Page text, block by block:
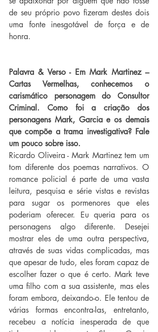
de seu próprio povo fizeram destes dois
uma fonte inesgotável de força e de
honra.
Palavra & Verso - Em Mark Martinez –
Cartas Vermelhas, conhecemos o
carismático personagem do Consultor
Criminal. Como foi a criação dos
personagens Mark, Garcia e os demais
que compõe a trama investigativa? Fale
um pouco sobre isso.
Ricardo Oliveira - Mark Martinez tem um
tom diferente dos poemas narrativos. O
romance policial é parte de uma vasta
leitura, pesquisa e série vistas e revistas
para sugar os pormenores que eles
poderiam oferecer. Eu queria para os
personagens algo diferente. Desejei
mostrar eles de uma outra perspectiva,
através de suas vidas complicadas, mas
que apesar de tudo, eles foram capaz de
escolher fazer o que é certo. Mark teve
uma filho com a sua assistente, mas eles
foram embora, deixando-o. Ele tentou de
várias formas encontra-las, entretanto,
recebeu a notícia inesperada de que